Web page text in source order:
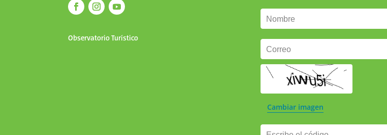
Observatorio Turístico
Nombre
Correo
Cambiar imagen